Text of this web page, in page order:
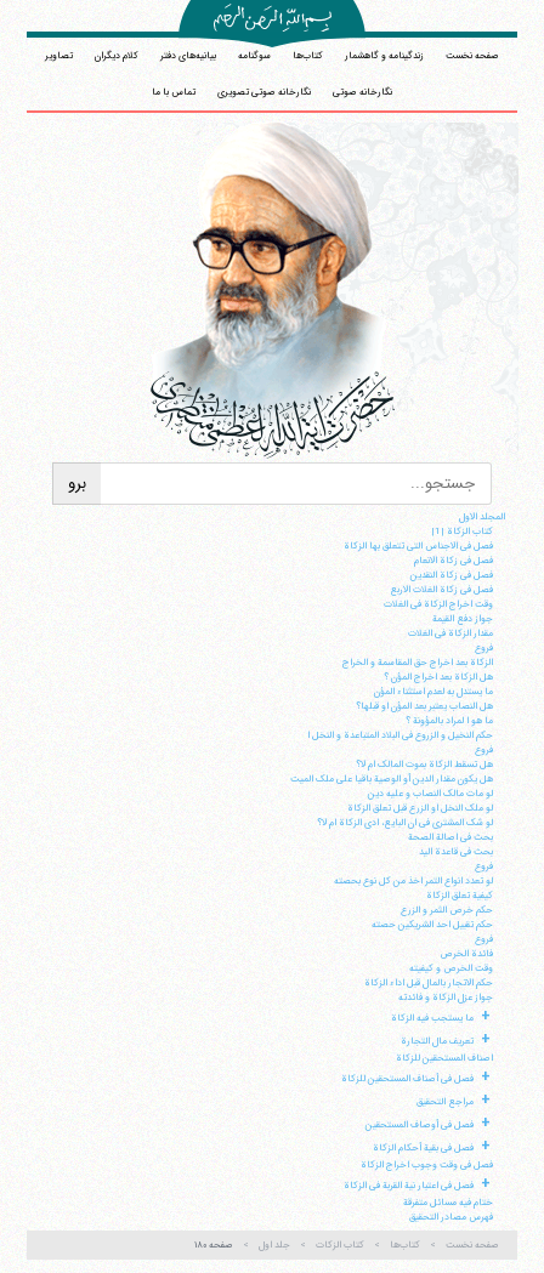
صفحه نخست زندگینامه و گاهشمار کتاب‌ها سوگنامه بیانیه‌های دفتر کلام دیگران تصاویر
نگارخانه صوتی نگارخانه صوتی تصویری تماس با ما
المجلد الاول
کتاب الزکاة |1|
فصل فی الاجناس التی تتعلق بها الزکاة
فصل فی زکاة الانعام
فصل فی زکاة النقدین
فصل فی زکاة الغلات الاربع
وقت اخراج الزکاة فی الغلات
جواز دفع القیمة
مقدار الزکاة فی الغلات
فروع
الزکاة بعد اخراج حق المقاسمة و الخراج
هل الزکاة بعد اخراج المؤن ؟
ما یستدل به لعدم استثناء المؤن
هل النصاب یعتبر بعد المؤن او قبلها؟
ما هو ا لمراد بالمؤونة ؟
حکم النخیل و الزروع فی البلاد المتباعدة و النخل ا
فروع
هل تسقط الزکاة بموت المالک ام لا؟
هل یکون مقدار الدین أو الوصیة باقیا علی ملک المیت
لو مات مالک النصاب و علیه دین
لو ملک النخل او الزرع قبل تعلق الزکاة
لو شک المشتری فی ان البایع، ادی الزکاة ام لا؟
بحث فی اصالة الصحة
بحث فی قاعدة الید
فروع
لو تعدد انواع التمر اخذ من کل نوع بحصته
کیفیة تعلق الزکاة
حکم خرص الثمر و الزرع
حکم تقبیل احد الشریکین حصته
فروع
فائدة الخرص
وقت الخرص و کیفیته
حکم الاتجار بالمال قبل اداء الزکاة
جواز عزل الزکاة و فائدته
+ ما یستجب فیه الزکاة
+
تعریف مال التجارة
اصناف المستحقین للزکاة
+ فصل فی أصناف المستحقین للزکاة
+ مراجع التحقیق
+ فصل فی أوصاف المستحقین
+
فصل فی بقیة أحکام الزکاة
فصل فی وقت وجوب اخراج الزکاة
+
فصل فی اعتبار نیة القربة فی الزکاة
ختام فیه مسائل متفرقة
فهرس مصادر التحقیق
صفحه نخست
کتاب‌ها کتاب الزکات جلد اول صفحه ۱۸۰
فکس